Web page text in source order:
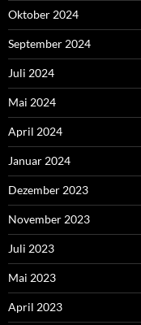
Oktober 2024
September 2024
Juli 2024
Mai 2024
April 2024
Januar 2024
Dezember 2023
November 2023
Juli 2023
Mai 2023
April 2023